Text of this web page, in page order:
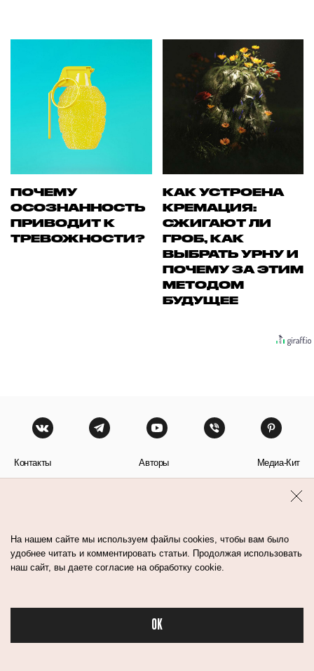
Бьюти в спорте
ПОЧЕМУ
ОСОЗНАННОСТЬ
ПРИВОДИТ К
ТРЕВОЖНОСТИ?
КАК УСТРОЕНА
КРЕМАЦИЯ:
СЖИГАЮТ ЛИ
ГРОБ, КАК
ВЫБРАТЬ УРНУ И
ПОЧЕМУ ЗА ЭТИМ
МЕТОДОМ
БУДУЩЕЕ
Контакты Авторы Медиа-Кит
На нашем сайте мы используем файлы cookies, чтобы вам было
удобнее читать и комментировать статьи. Продолжая использовать
наш сайт, вы даете согласие на обработку cookie.
OK